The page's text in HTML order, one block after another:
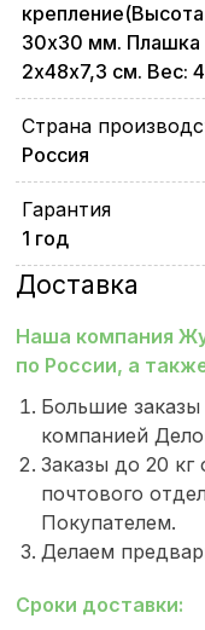
30х30 мм. Плашка
2х48х7,3 см. Вес:
Страна
Россия
Гарантия
1 год
Доставка
Наша компания
по России, а
Большие
компанией
Заказы до 20
почтового
Покупателем.
Делаем
Сроки доставки: